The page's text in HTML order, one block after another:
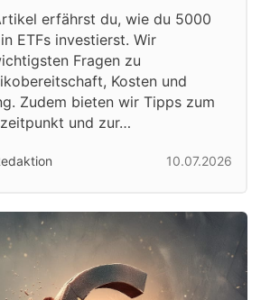
erfährst du, wie du 5000
ETFs investierst. Wir
Fragen zu
Kosten und
Zudem bieten wir Tipps zum
und zur…
10.07.2026